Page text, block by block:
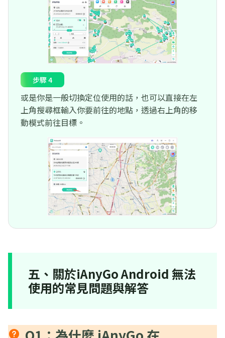
步驟 4
或是你是一般切換定位使用的話，也可以直接在左
上角搜尋框輸入你要前往的地點，透過右上角的移
動模式前往目標。
五、關於iAnyGo Android 無法
使用的常見問題與解答